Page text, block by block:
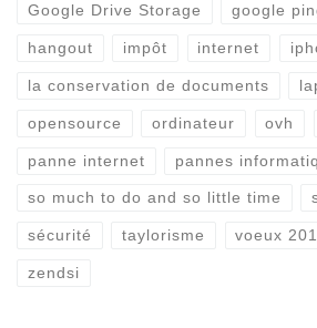
Google Drive Storage google
hangout impôt internet
la conservation de documents
opensource ordinateur ovh
panne internet pannes
so much to do and so little time
sécurité taylorisme voeux
zendsi